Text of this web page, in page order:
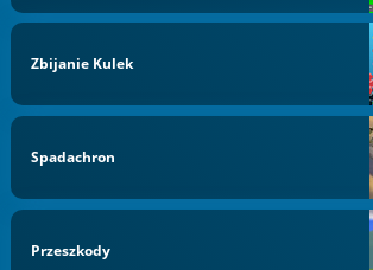
Zbijanie Kulek
Spadachron
Przeszkody